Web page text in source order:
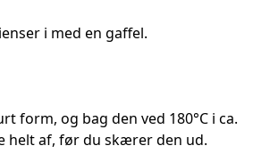
i med en gaffel.
form, og bag den ved 180°C i ca.
helt af, før du skærer den ud.